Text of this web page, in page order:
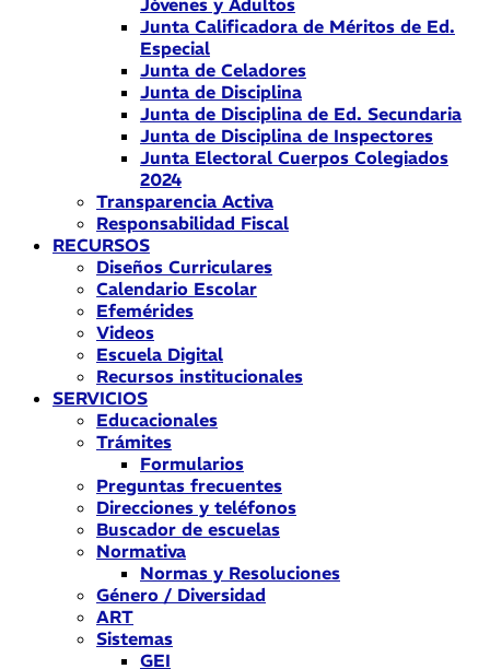
Jóvenes y Adultos
Junta Calificadora de Méritos de Ed.
Especial
Junta de Celadores
Junta de Disciplina
Junta de Disciplina de Ed. Secundaria
Junta de Disciplina de Inspectores
Junta Electoral Cuerpos Colegiados
2024
Transparencia Activa
Responsabilidad Fiscal
RECURSOS
Diseños Curriculares
Calendario Escolar
Efemérides
Videos
Escuela Digital
Recursos institucionales
SERVICIOS
Educacionales
Trámites
Formularios
Preguntas frecuentes
Direcciones y teléfonos
Buscador de escuelas
Normativa
Normas y Resoluciones
Género / Diversidad
ART
Sistemas
GEI